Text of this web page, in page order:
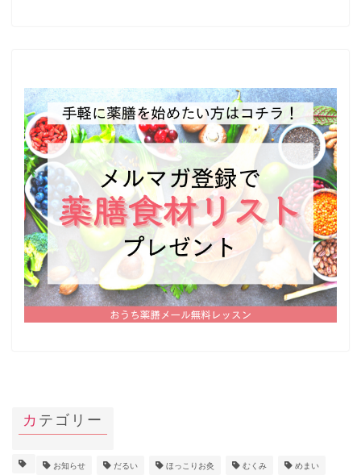
カテゴリー
お知らせ だるい ほっこりお灸 むくみ めまい